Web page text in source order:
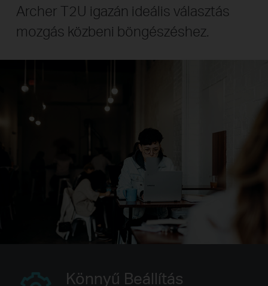
Archer T2U igazán ideális választás
mozgás közbeni böngészéshez.
Könnyű Beállítás